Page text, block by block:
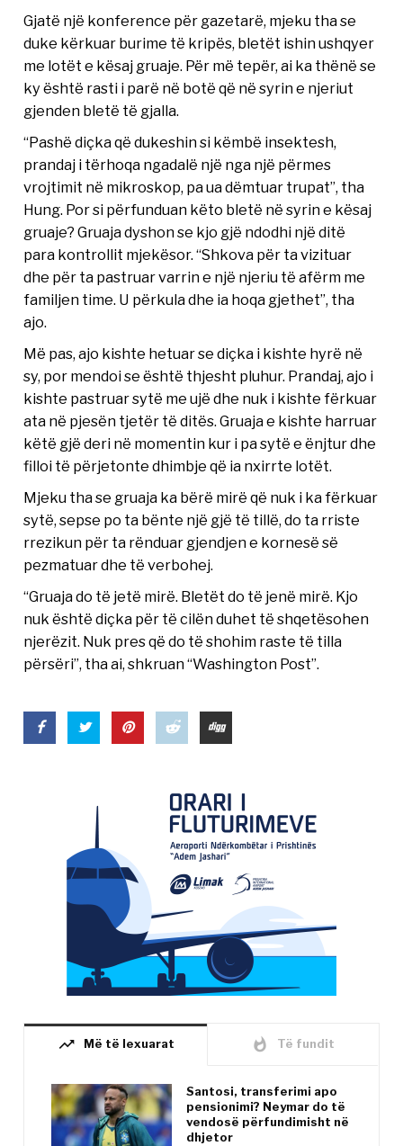
Gjatë një konference për gazetarë, mjeku tha se
duke kërkuar burime të kripës, bletët ishin ushqyer
me lotët e kësaj gruaje. Për më tepër, ai ka thënë se
ky është rasti i parë në botë që në syrin e njeriut
gjenden bletë të gjalla.
“Pashë diçka që dukeshin si këmbë insektesh,
prandaj i tërhoqa ngadalë një nga një përmes
vrojtimit në mikroskop, pa ua dëmtuar trupat”, tha
Hung. Por si përfunduan këto bletë në syrin e kësaj
gruaje? Gruaja dyshon se kjo gjë ndodhi një ditë
para kontrollit mjekësor. “Shkova për ta vizituar
dhe për ta pastruar varrin e një njeriu të afërm me
familjen time. U përkula dhe ia hoqa gjethet”, tha
ajo.
Më pas, ajo kishte hetuar se diçka i kishte hyrë në
sy, por mendoi se është thjesht pluhur. Prandaj, ajo i
kishte pastruar sytë me ujë dhe nuk i kishte fërkuar
ata në pjesën tjetër të ditës. Gruaja e kishte harruar
këtë gjë deri në momentin kur i pa sytë e ënjtur dhe
filloi të përjetonte dhimbje që ia nxirrte lotët.
Mjeku tha se gruaja ka bërë mirë që nuk i ka fërkuar
sytë, sepse po ta bënte një gjë të tillë, do ta rriste
rrezikun për ta rënduar gjendjen e kornesë së
pezmatuar dhe të verbohej.
“Gruaja do të jetë mirë. Bletët do të jenë mirë. Kjo
nuk është diçka për të cilën duhet të shqetësohen
njerëzit. Nuk pres që do të shohim raste të tilla
përsëri”, tha ai, shkruan “Washington Post”.
trending_up Më të lexuarat whatshot Të fundit
Santosi, transferimi apo
pensionimi? Neymar do të
vendosë përfundimisht në
dhjetor